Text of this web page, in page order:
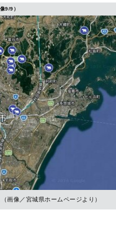
像9/9）
画像／宮城県ホームページより）